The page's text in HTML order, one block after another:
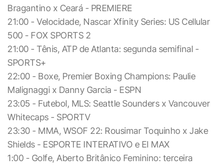
Bragantino x Ceará - PREMIERE
21:00 - Velocidade, Nascar Xfinity Series: US Cellular
500 - FOX SPORTS 2
21:00 - Tênis, ATP de Atlanta: segunda semifinal -
SPORTS+
22:00 - Boxe, Premier Boxing Champions: Paulie
Malignaggi x Danny Garcia - ESPN
23:05 - Futebol, MLS: Seattle Sounders x Vancouver
Whitecaps - SPORTV
23:30 - MMA, WSOF 22: Rousimar Toquinho x Jake
Shields - ESPORTE INTERATIVO e EI MAX
1:00 - Golfe, Aberto Britânico Feminino: terceira